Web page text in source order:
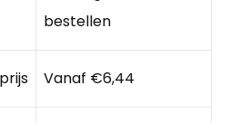
bestellen
Vanaf €6,44